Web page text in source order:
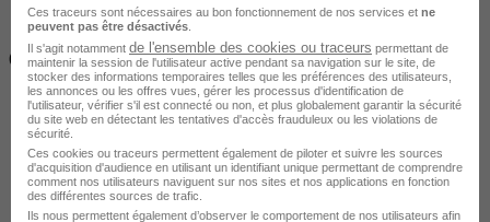
(14h)
Ces traceurs sont nécessaires au bon fonctionnement de nos services et ne
peuvent pas être désactivés
Il s'agit notamment de l'ensemble des cookies ou traceurs permettant de
maintenir la session de l'utilisateur active pendant sa navigation sur le site, de
stocker des informations temporaires telles que les préférences des utilisateurs,
les annonces ou les offres vues, gérer les processus d'identification de
l'utilisateur, vérifier s'il est connecté ou non, et plus globalement garantir la sécurité
du site web en détectant les tentatives d'accès frauduleux ou les violations de
sécurité.
Ces cookies ou traceurs permettent également de piloter et suivre les sources
d'acquisition d'audience en utilisant un identifiant unique permettant de comprendre
comment nos utilisateurs naviguent sur nos sites et nos applications en fonction
des différentes sources de trafic.
Ils nous permettent également d’observer le comportement de nos utilisateurs afin